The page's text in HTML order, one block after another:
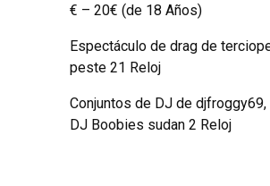
€ – 20€ (de 18 Años)
Espectáculo de drag de
peste 21 Reloj
Conjuntos de DJ de djfroggy69,
DJ Boobies sudan 2 Reloj